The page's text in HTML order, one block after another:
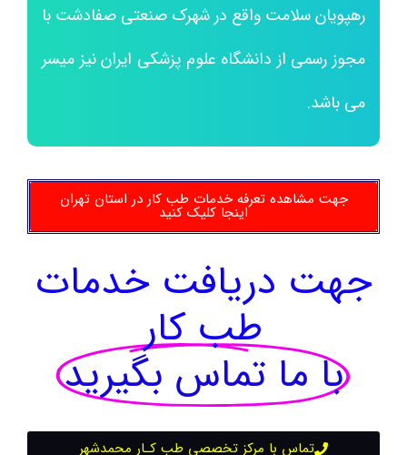
رهپویان سلامت واقع در شهرک صنعتی صفادشت با
مجوز رسمی از دانشگاه علوم پزشکی ایران نیز میسر
می باشد.
جهت مشاهده تعرفه خدمات طب کار در استان تهران
اینجا کلیک کنید
جهت دریافت خدمات
طب کار
با ما تماس بگیرید
تماس با مرکز تخصصی طب کـار محمدشهر